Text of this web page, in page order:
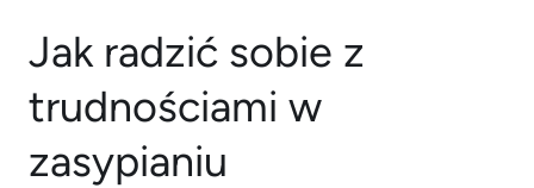
Jak radzić sobie z
trudnościami w
zasypianiu